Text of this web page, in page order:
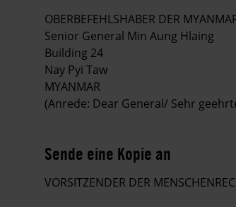
OBERBEFEHLSHABER DER
Senior General Min Aung Hlaing
Building 24
Nay Pyi Taw
MYANMAR
(Anrede: Dear General/ Sehr
Sende eine Kopie an
VORSITZENDER DER